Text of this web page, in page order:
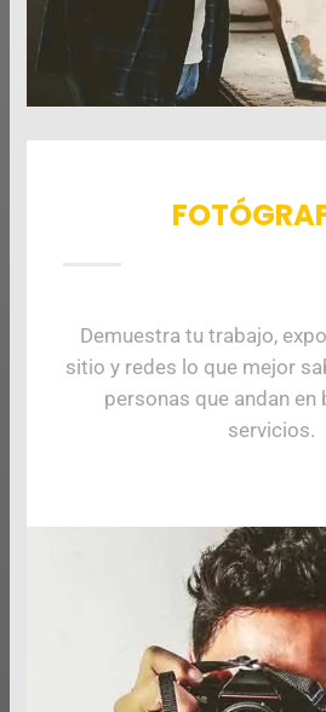
Demuestra tu trabajo,
sitio y redes lo que mejor
personas que andan en
servicios.